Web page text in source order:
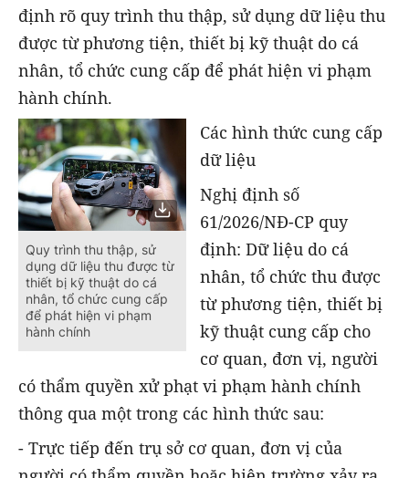
định rõ quy trình thu thập, sử dụng dữ liệu thu
được từ phương tiện, thiết bị kỹ thuật do cá
nhân, tổ chức cung cấp để phát hiện vi phạm
hành chính.
Quy trình thu thập, sử
dụng dữ liệu thu được từ
thiết bị kỹ thuật do cá
nhân, tổ chức cung cấp
để phát hiện vi phạm
hành chính
Các hình thức cung cấp
dữ liệu
Nghị định số
61/2026/NĐ-CP quy
định: Dữ liệu do cá
nhân, tổ chức thu được
từ phương tiện, thiết bị
kỹ thuật cung cấp cho
cơ quan, đơn vị, người
có thẩm quyền xử phạt vi phạm hành chính
thông qua một trong các hình thức sau:
- Trực tiếp đến trụ sở cơ quan, đơn vị của